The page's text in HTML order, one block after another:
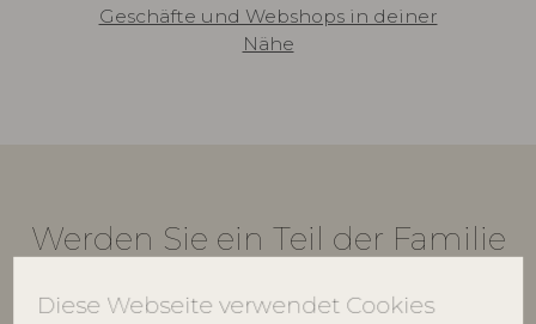
Diese Webseite verwendet Cookies
Geschäfte und Webshops in deiner
Nähe
Werden Sie ein Teil der Familie
Bloomingville Multibrand House beliefert heute